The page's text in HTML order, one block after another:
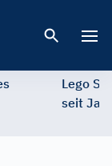
Lego
seit